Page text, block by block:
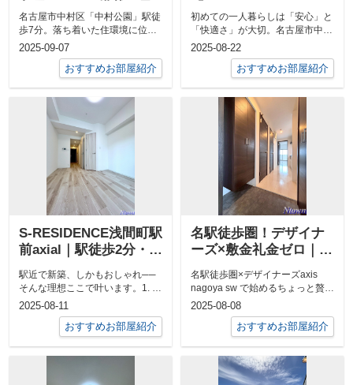
新デザイナーズ1LDK
名古屋市中村区「中村公園」駅徒
歩7分。落ち着いた住環境に位置
する【GRANDTIC緑】はIoT設備
2025-09-07
おすすめお部屋紹介
ト付き1LDK
初めての一人暮らしは「安心」と
「快適さ」が大切。名古屋市中村
区にある「Grandline 202」は...
2025-08-22
おすすめお部屋紹介
S-RESIDENCE浅間町駅
前axial｜駅徒歩2分・
部屋1K
駅近で新築、しかもおしゃれ──
そんな理想ここで叶います。1. 駅
近＆新築 鶴舞線「浅間町」駅ま
2025-08-11
おすすめお部屋紹介
名駅徒歩圏！デザイナ
ーズ×敷金礼金ゼロ｜
名駅徒歩圏×デザイナーズaxis
nagoya sw で始めるちょっと贅沢
な一人暮らし名駅すぐそこ！...
2025-08-08
おすすめお部屋紹介